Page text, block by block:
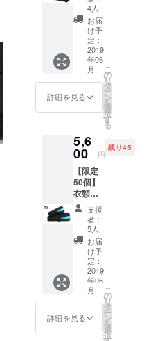
ズバッ
グ（Qik
Shoe
Bag） 1
セット
参考定
価3900
円＋送
料907円
（ヤマ
ト60サ
35％OF
F 特別
価格
3100円
4人
お届
け予
定：
2019
年06
月
詳細を見る
こ
の
リ
タ
ー
ン
を
選
択
す
る
5,6
00 円
残り45
【限定
50個】
衣類圧
縮バッ
グセッ
（Duple
x set）
（Lサイ
ズ1個 +
Sサイズ
1個）
定価
6264円
＋送料
907円
支援
者：
5人
お届
け予
定：
2019
年06
月
詳細を見る
こ
の
リ
タ
ー
ン
を
選
択